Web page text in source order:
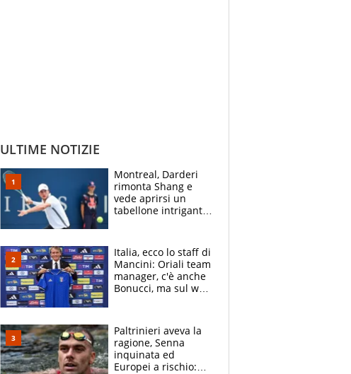
ULTIME NOTIZIE
Montreal, Darderi
rimonta Shang e
vede aprirsi un
tabellone intrigante:
felice del mio livello"
Italia, ecco lo staff di
Mancini: Oriali team
manager, c'è anche
Bonucci, ma sul web
Paltrinieri aveva la
ragione, Senna
inquinata ed
Europei a rischio: